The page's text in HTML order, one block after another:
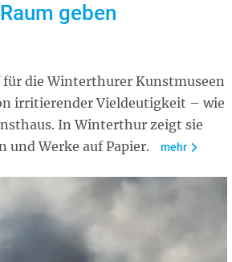
geben
für die Winterthurer Kunstmuseen
irritierender Vieldeutigkeit – wie
In Winterthur zeigt sie
Werke auf Papier.
mehr